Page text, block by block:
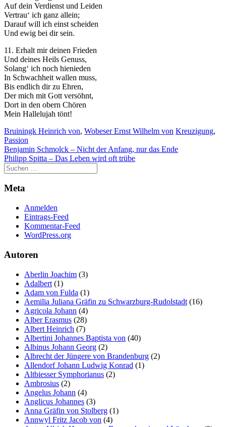
Auf dein Verdienst und Leiden
Vertrau‘ ich ganz allein;
Darauf will ich einst scheiden
Und ewig bei dir sein.
11. Erhalt mir deinen Frieden
Und deines Heils Genuss,
Solang‘ ich noch hienieden
In Schwachheit wallen muss,
Bis endlich dir zu Ehren,
Der mich mit Gott versöhnt,
Dort in den obern Chören
Mein Hallelujah tönt!
Bruiningk Heinrich von, Wobeser Ernst Wilhelm von Kreuzigung,
Passion
Beitragsnavigation
Benjamin Schmolck – Nicht der Anfang, nur das Ende
Philipp Spitta – Das Leben wird oft trübe
Meta
Anmelden
Eintrags-Feed
Kommentar-Feed
WordPress.org
Autoren
Aberlin Joachim (3)
Adalbert (1)
Adam von Fulda (1)
Aemilia Juliana Gräfin zu Schwarzburg-Rudolstadt (16)
Agricola Johann (4)
Alber Erasmus (28)
Albert Heinrich (7)
Albertini Johannes Baptista von (40)
Albinus Johann Georg (2)
Albrecht der Jüngere von Brandenburg (2)
Allendorf Johann Ludwig Konrad (1)
Altbiesser Symphorianus (2)
Ambrosius (2)
Angelus Johann (4)
Anglicus Johannes (3)
Anna Gräfin von Stolberg (1)
Annwyl Fritz Jacob von (4)